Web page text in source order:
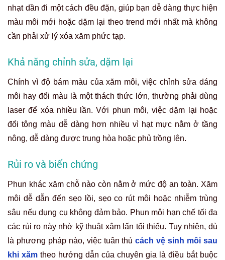
nhạt dần đi một cách đều đặn, giúp bạn dễ dàng thực hiện
màu môi mới hoặc dặm lại theo trend mới nhất mà không
cần phải xử lý xóa xăm phức tạp.
Khả năng chỉnh sửa, dặm lại
Chính vì độ bám màu của xăm môi, việc chỉnh sửa dáng
môi hay đổi màu là một thách thức lớn, thường phải dùng
laser để xóa nhiều lần. Với phun môi, việc dặm lại hoặc
đổi tông màu dễ dàng hơn nhiều vì hạt mực nằm ở tầng
nông, dễ dàng được trung hòa hoặc phủ trồng lên.
Rủi ro và biến chứng
Phun khác xăm chỗ nàocòn nằm ở mức độ an toàn. Xăm
môi dễ dẫn đến sẹo lồi, sẹo co rút môi hoặc nhiễm trùng
sâu nếu dụng cụ không đảm bảo. Phun môi hạn chế tối đa
các rủi ro này nhờ kỹ thuật xâm lấn tối thiểu. Tuy nhiên, dù
là phương pháp nào, việc tuân thủ cách vệ sinh môi sau
khi xăm theo hướng dẫn của chuyên gia là điều bắt buộc